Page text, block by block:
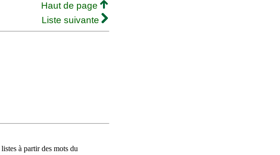
Haut de page
Liste suivante
à partir des mots du